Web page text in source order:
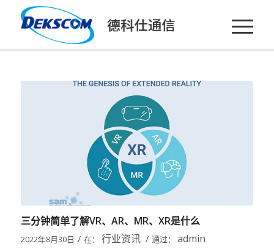
三分钟简单了解VR、AR、MR、XR是什么
2022年8月30日 / 在： 行业资讯 / 通过： admin